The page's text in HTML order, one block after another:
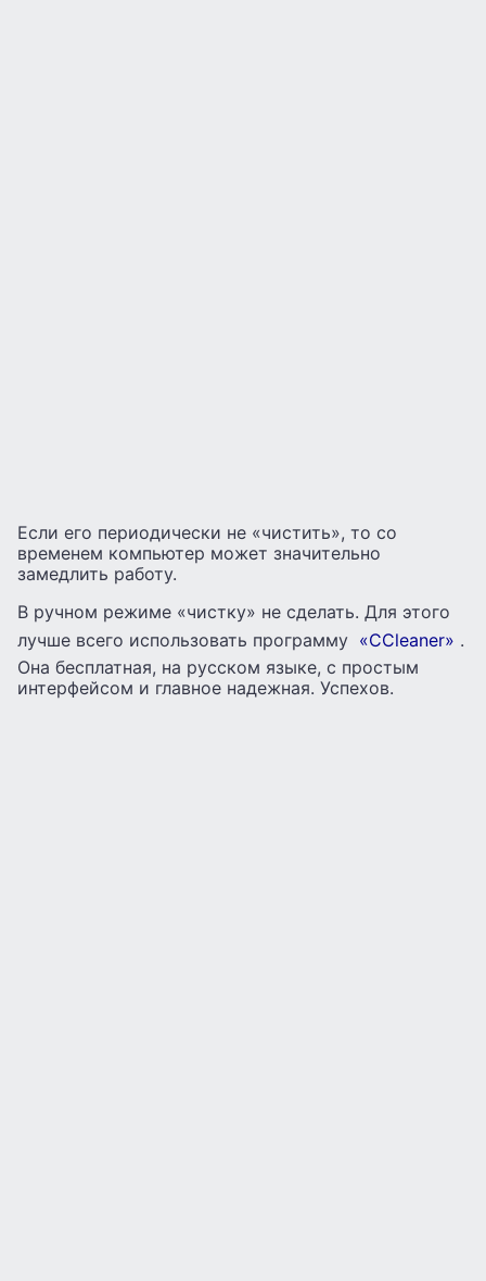
Если его периодически не «чистить», то со
временем компьютер может значительно
замедлить работу.
В ручном режиме «чистку» не сделать. Для этого
лучше всего использовать программу «CCleaner» .
Она бесплатная, на русском языке, с простым
интерфейсом и главное надежная. Успехов.